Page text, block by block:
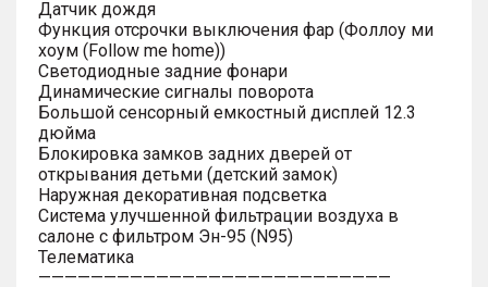
Датчик дождя
Функция отсрочки выключения фар (Фоллоу ми
хоум (Follow me home))
Светодиодные задние фонари
Динамические сигналы поворота
Большой сенсорный емкостный дисплей 12.3
дюйма
Блокировка замков задних дверей от
открывания детьми (детский замок)
Наружная декоративная подсветка
Система улучшенной фильтрации воздуха в
салоне с фильтром Эн-95 (N95)
Телематика
———————————————————————————